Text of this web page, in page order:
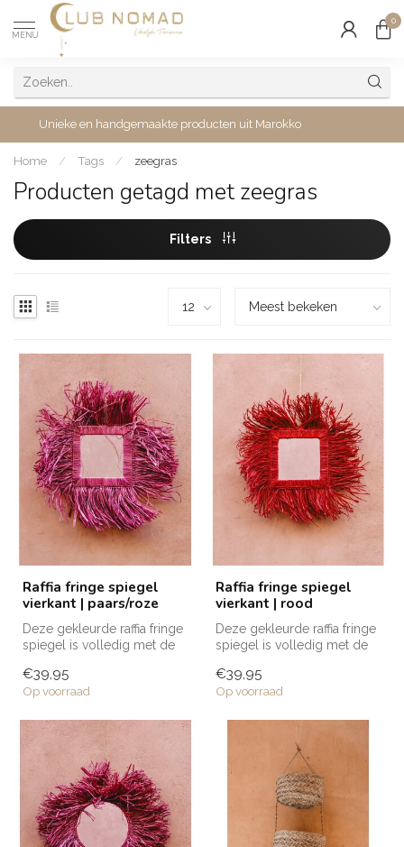
MENU
0
Unieke en handgemaakte producten uit Marokko
Home / Tags / zeegras
Producten getagd met zeegras
Filters
Raffia fringe spiegel
vierkant | paars/roze
Deze gekleurde raffia fringe
spiegel is volledig met de
€39,95
Op voorraad
Raffia fringe spiegel
vierkant | rood
Deze gekleurde raffia fringe
spiegel is volledig met de
€39,95
Op voorraad